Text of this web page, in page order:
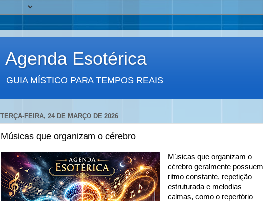
Agenda Esotérica
GUIA MÍSTICO PARA TEMPOS REAIS
TERÇA-FEIRA, 24 DE MARÇO DE 2026
Músicas que organizam o cérebro
Músicas que organizam o
cérebro geralmente possuem
ritmo constante, repetição
estruturada e melodias
calmas, como o repertório